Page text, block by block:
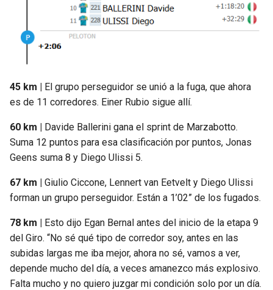
45 km | El grupo perseguidor se unió a la fuga, que ahora
es de 11 corredores. Einer Rubio sigue allí.
60 km | Davide Ballerini gana el sprint de Marzabotto.
Suma 12 puntos para esa clasificación por puntos, Jonas
Geens suma 8 y Diego Ulissi 5.
67 km | Giulio Ciccone, Lennert van Eetvelt y Diego Ulissi
forman un grupo perseguidor. Están a 1’02” de los fugados.
78 km | Esto dijo Egan Bernal antes del inicio de la etapa 9
del Giro. “No sé qué tipo de corredor soy, antes en las
subidas largas me iba mejor, ahora no sé, vamos a ver,
depende mucho del día, a veces amanezco más explosivo.
Falta mucho y no quiero juzgar mi condición solo por un día.